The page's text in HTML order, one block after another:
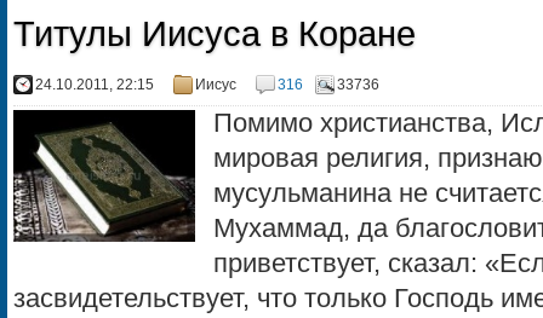
Титулы Иисуса в Коране
24.10.2011, 22:15 Иисус 316 33736
Помимо христианства,
мировая религия,
мусульманина не
Мухаммад, да
приветствует, сказал:
засвидетельствует, что только Господь